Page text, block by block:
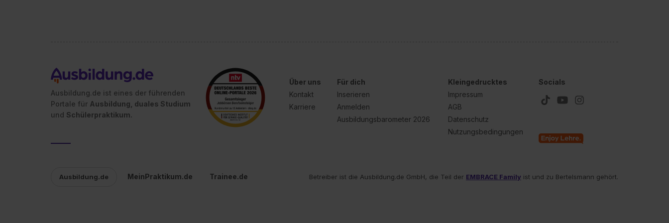
Ausbildung.de ist eines der führenden
Portale für Ausbildung, duales Studium
und Schülerpraktikum.
Über uns
Kontakt
Karriere
Für dich
Inserieren
Anmelden
Ausbildungsbarometer 2026
Kleingedrucktes
Impressum
AGB
Datenschutz
Nutzungsbedingungen
Socials
Ausbildung.de MeinPraktikum.de Trainee.de Betreiber ist die Ausbildung.de GmbH, die Teil der EMBRACE Family ist und zu Bertelsmann gehört.